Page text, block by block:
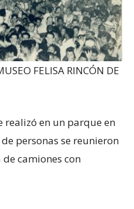
FELISA RINCÓN DE
realizó en un parque en
personas se reunieron
camiones con